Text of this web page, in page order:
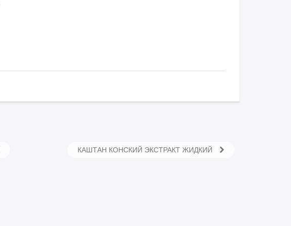
КАШТАН КОНСКИЙ ЭКСТРАКТ ЖИДКИЙ